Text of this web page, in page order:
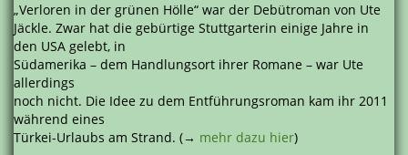
„Verloren in der grünen Hölle“ war der Debütroman von Ute
Jäckle. Zwar hat die gebürtige Stuttgarterin einige Jahre in
den USA gelebt, in
Südamerika – dem Handlungsort ihrer Romane – war Ute
allerdings
noch nicht. Die Idee zu dem Entführungsroman kam ihr 2011
während eines
Türkei-Urlaubs am Strand. (→ mehr dazu hier)